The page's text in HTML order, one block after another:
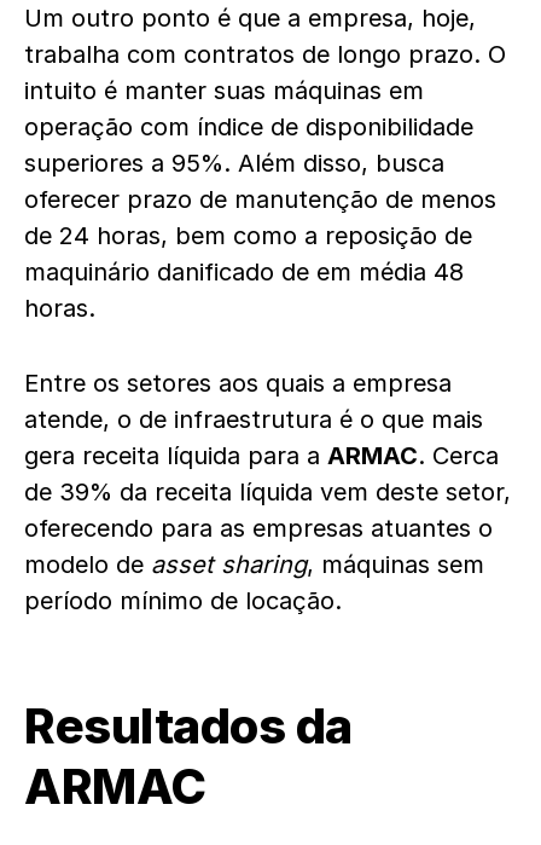
Um outro ponto é que a empresa, hoje,
trabalha com contratos de longo prazo. O
intuito é manter suas máquinas em
operação com índice de disponibilidade
superiores a 95%. Além disso, busca
oferecer prazo de manutenção de menos
de 24 horas, bem como a reposição de
maquinário danificado de em média 48
horas.
Entre os setores aos quais a empresa
atende, o de infraestrutura é o que mais
gera receita líquida para a ARMAC. Cerca
de 39% da receita líquida vem deste setor,
oferecendo para as empresas atuantes o
modelo de asset sharing, máquinas sem
período mínimo de locação.
Resultados da
ARMAC